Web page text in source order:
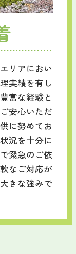
リアにおい
実績を有し
富な経験と
安心いただ
に努めてお
況を十分に
緊急のご依
なご対応が
きな強みで